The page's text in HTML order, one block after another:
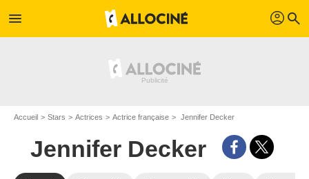
menu profil search
Accueil Stars Actrices Actrice française Jennifer Decker
Jennifer Decker